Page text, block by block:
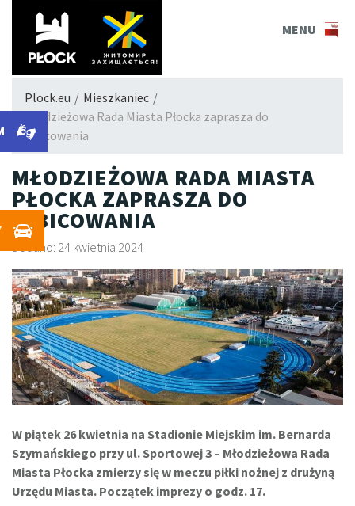
MENU
Plock.eu / Mieszkaniec /
Młodzieżowa Rada Miasta Płocka zaprasza do
kibicowania
MŁODZIEŻOWA RADA MIASTA
PŁOCKA ZAPRASZA DO
KIBICOWANIA
Dodano: 24 kwietnia 2024
W piątek 26 kwietnia na Stadionie Miejskim im. Bernarda
Szymańskiego przy ul. Sportowej 3 – Młodzieżowa Rada
Miasta Płocka zmierzy się w meczu piłki nożnej z drużyną
Urzędu Miasta. Początek imprezy o godz. 17.